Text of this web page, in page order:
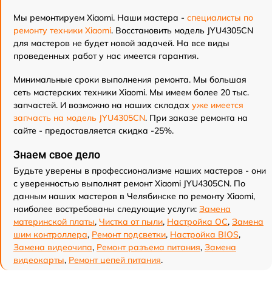
Мы ремонтируем Xiaomi. Наши мастера - специалисты по
ремонту техники Xiaomi. Восстановить модель JYU4305CN
для мастеров не будет новой задачей. На все виды
проведенных работ у нас имеется гарантия.
Минимальные сроки выполнения ремонта. Мы большая
сеть мастерских техники Xiaomi. Мы имеем более 20 тыс.
запчастей. И возможно на наших складах уже имеется
запчасть на модель JYU4305CN. При заказе ремонта на
сайте - предоставляется скидка -25%.
Знаем свое дело
Будьте уверены в профессионализме наших мастеров - они
с уверенностью выполнят ремонт Xiaomi JYU4305CN. По
данным наших мастеров в Челябинске по ремонту Xiaomi,
наиболее востребованы следующие услуги: Замена
материнской платы, Чистка от пыли, Настройка ОС, Замена
шим контроллера, Ремонт подсветки, Настройка BIOS,
Замена видеочипа, Ремонт разъема питания, Замена
видеокарты, Ремонт цепей питания.